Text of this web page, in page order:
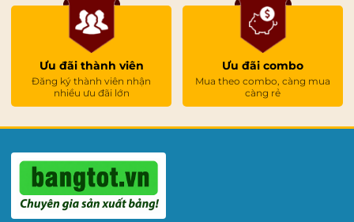
Ưu đãi thành viên
Đăng ký thành viên nhận
nhiều ưu đãi lớn
Ưu đãi combo
Mua theo combo, càng mua
càng rẻ